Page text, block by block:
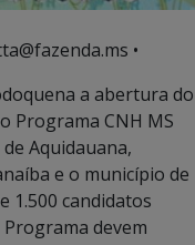
•
a abertura do
Programa CNH MS
Aquidauana,
e o município de
1.500 candidatos
devem